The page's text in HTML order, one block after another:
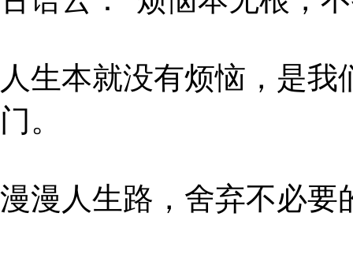
人生本就没有烦恼，是
门。
漫漫人生路，舍弃不必要